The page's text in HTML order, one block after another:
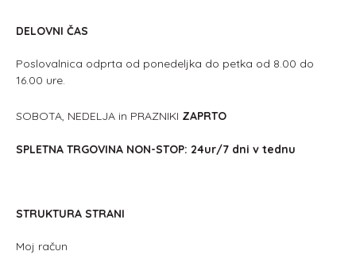
DELOVNI ČAS
Poslovalnica odprta od ponedeljka do petka od 8.00 do
16.00 ure.
SOBOTA, NEDELJA in PRAZNIKI ZAPRTO
SPLETNA TRGOVINA NON-STOP: 24ur/7 dni v tednu
STRUKTURA STRANI
Moj račun